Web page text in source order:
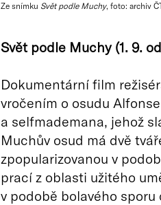
Ze snímku Svět podle Muchy, foto: archiv
Svět podle Muchy (1. 9.
Dokumentární film
vročením o osudu
a selfmademana, jehož
Muchův osud má dvě
zpopularizovanou v
prací z oblasti užitého
v podobě bolavého